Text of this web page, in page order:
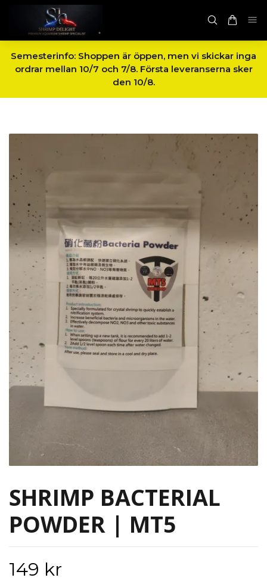
Semesterinfo: Shoppen är öppen, men vi skickar inga
ordrar mellan 10/7 och 7/8. Första leveranserna sker
den 10/8.
SHRIMP BACTERIAL
POWDER | MT5
149 kr